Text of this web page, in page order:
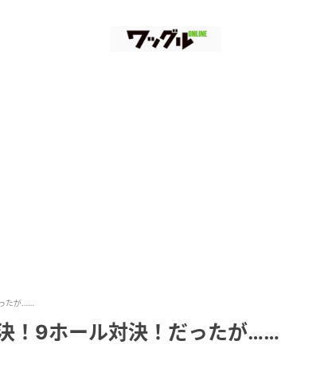
たが……
！9ホール対決！だったが……